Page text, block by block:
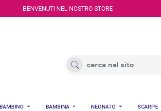
BENVENUTI NEL NOSTRO STORE
BAMBINO BAMBINA NEONATO SCARPE